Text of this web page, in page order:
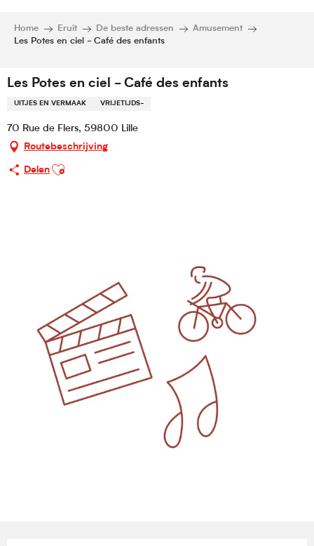
Home Eruit De beste adressen
Amusement
Les Potes en ciel - Café des enfants
Les Potes en ciel - Café des enfants
UITJES EN VERMAAK VRIJETIJDS-
70 Rue de Flers, 59800 Lille
Routebeschrijving
Delen
Ajouter aux favoris